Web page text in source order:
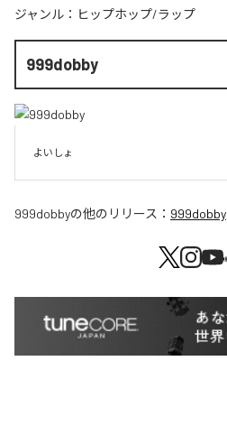
ジャンル： ヒップホップ/ラップ
999dobby
よいしょ
999dobbyの他のリリース： 999dobby